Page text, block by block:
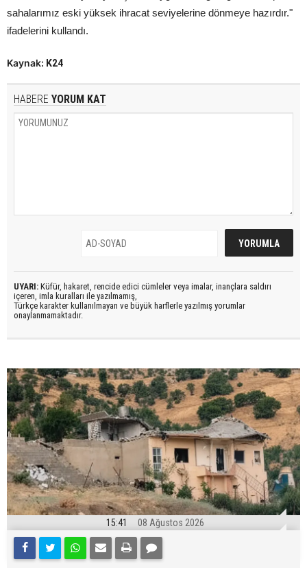
sahalarımız eski yüksek ihracat seviyelerine dönmeye hazırdır."
ifadelerini kullandı.
Kaynak: K24
HABERE YORUM KAT
UYARI: Küfür, hakaret, rencide edici cümleler veya imalar, inançlara saldırı
içeren, imla kuralları ile yazılmamış,
Türkçe karakter kullanılmayan ve büyük harflerle yazılmış yorumlar
onaylanmamaktadır.
15:41 08 Ağustos 2026